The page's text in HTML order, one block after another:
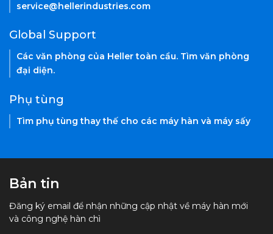
service@hellerindustries.com
Global Support
Các văn phòng của Heller toàn cầu. Tìm văn phòng
đại diện.
Phụ tùng
Tìm phụ tùng thay thế cho các máy hàn và máy sấy
Bản tin
Đăng ký email để nhận những cập nhật về máy hàn mới
và công nghệ hàn chì